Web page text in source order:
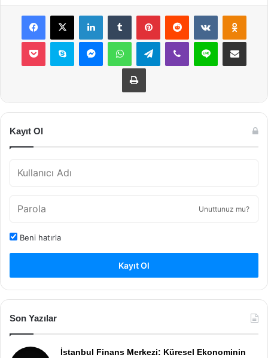
Facebook
X LinkedInTumblr PinterestReddit VKontakte
Pocket Skype MessengerWhatsAppTelegramViber Line E-Posta ile
Yazdır
Kayıt Ol
Unuttunuz mu?
Beni hatırla
Kayıt Ol
Son Yazılar
İstanbul Finans Merkezi: Küresel Ekonominin